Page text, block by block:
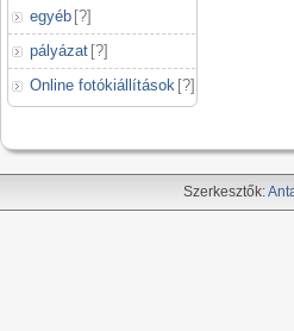
egyéb [?]
pályázat [?]
Online fotókiállítások [?]
Szerkesztők: